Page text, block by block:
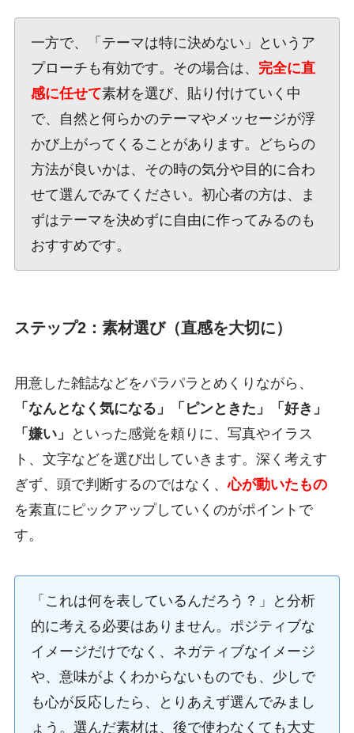
一方で、「テーマは特に決めない」というア
プローチも有効です。その場合は、 完全に直
感に任せて素材を選び、貼り付けていく中
で、自然と何らかのテーマやメッセージが浮
かび上がってくることがあります。どちらの
方法が良いかは、その時の気分や目的に合わ
せて選んでみてください。初心者の方は、ま
ずはテーマを決めずに自由に作ってみるのも
おすすめです。
ステップ2：素材選び（直感を大切に）
用意した雑誌などをパラパラとめくりながら、
「なんとなく気になる」「ピンときた」「好き」
「嫌い」
といった感覚を頼りに、写真やイラス
ト、文字などを選び出していきます。深く考えす
ぎず、頭で判断するのではなく、心が動いたもの
を素直にピックアップしていくのがポイントで
す。
「これは何を表しているんだろう？」と分析
的に考える必要はありません。ポジティブな
イメージだけでなく、ネガティブなイメージ
や、意味がよくわからないものでも、少しで
も心が反応したら、とりあえず選んでみまし
ょう。選んだ素材は、後で使わなくても大丈